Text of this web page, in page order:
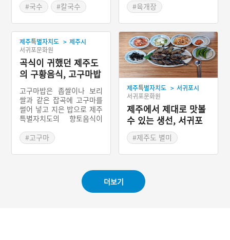
어 넣고 익혀서 다진 마늘과
간장으로 양념을 하여 먹는
경기도 안산시 대부도의 향
토음식이다.
#국수
#칼국수
#경기도 별미
지방의 육개장과는 달리 제
주도의 육개장은 돼지고기
와 고사리를 주재료로 하여
만든다. 고사리 육개장 또는
돼지고기 육개장이라고도
불린다.
#육개장
#제주 가볼만한곳
제주특별자치도 > 제주시
서귀포문화원
곡식이 귀했던 제주도
의 구황음식, 고구마밥
고구마밥은 좁쌀이나 보리
쌀과 같은 잡곡에 고구마를
썰어 넣고 지은 밥으로 제주
특별자치도의 향토음식이
강필리가 전라도와 제주에
고구마를 보급하면서 제주
에서 고구마를 재배하기 시
제주도는 고구마농사의 적
지이므로 널리 심을 것을 보
고하였고 이듬해 제주목사
#고구마
제주특별자치도 > 서귀포시
서귀포문화원
제주에서 제대로 맛볼
수 있는 생선, 서귀포
자리돔구이
#제주도 별미
더보기